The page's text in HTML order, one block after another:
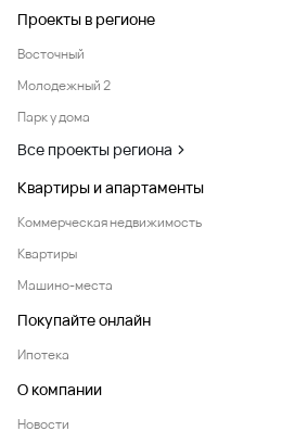
Проекты в регионе
Восточный
Молодежный 2
Парк у дома
Все проекты региона
Квартиры и апартаменты
Коммерческая недвижимость
Квартиры
Машино-места
Покупайте онлайн
Ипотека
О компании
Новости